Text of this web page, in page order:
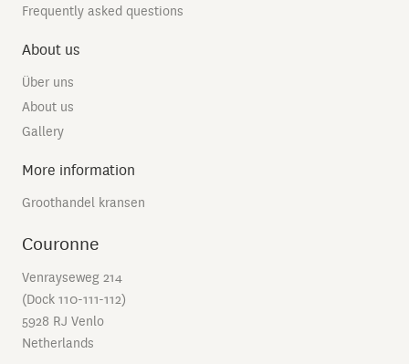
Frequently asked questions
About us
Über uns
About us
Gallery
More information
Groothandel kransen
Couronne
Venrayseweg 214
(Dock 110-111-112)
5928 RJ Venlo
Netherlands